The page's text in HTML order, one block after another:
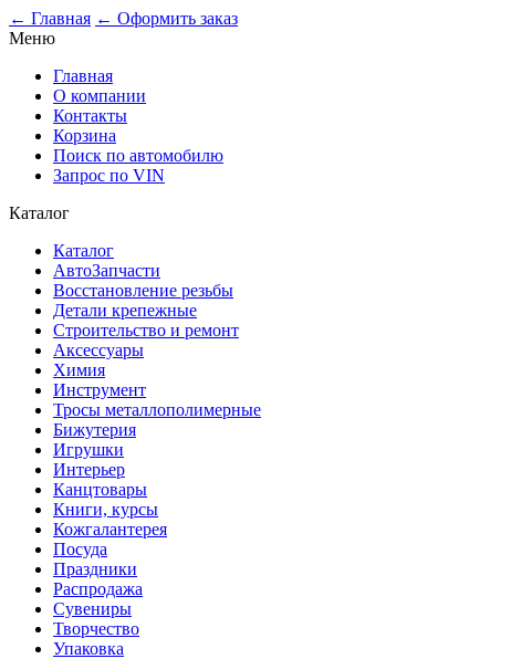
← Главная ← Оформить заказ
Меню
Главная
О компании
Контакты
Корзина
Поиск по автомобилю
Запрос по VIN
Каталог
Каталог
АвтоЗапчасти
Восстановление резьбы
Детали крепежные
Строительство и ремонт
Аксессуары
Химия
Инструмент
Тросы металлополимерные
Бижутерия
Игрушки
Интерьер
Канцтовары
Книги, курсы
Кожгалантерея
Посуда
Праздники
Распродажа
Сувениры
Творчество
Упаковка